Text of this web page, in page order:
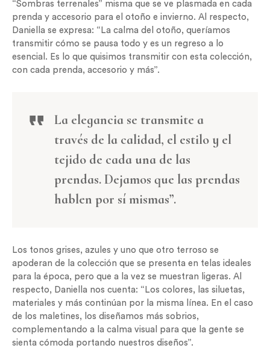
“Sombras terrenales” misma que se ve plasmada en cada
prenda y accesorio para el otoño e invierno. Al respecto,
Daniella se expresa: “La calma del otoño, queríamos
transmitir cómo se pausa todo y es un regreso a lo
esencial. Es lo que quisimos transmitir con esta colección,
con cada prenda, accesorio y más”.
La elegancia se transmite a
través de la calidad, el estilo y el
tejido de cada una de las
prendas. Dejamos que las prendas
hablen por sí mismas”.
Los tonos grises, azules y uno que otro terroso se
apoderan de la colección que se presenta en telas ideales
para la época, pero que a la vez se muestran ligeras. Al
respecto, Daniella nos cuenta: “Los colores, las siluetas,
materiales y más continúan por la misma línea. En el caso
de los maletines, los diseñamos más sobrios,
complementando a la calma visual para que la gente se
sienta cómoda portando nuestros diseños”.